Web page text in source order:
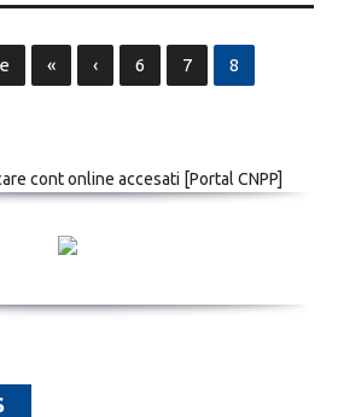
« ‹ 6 7 8
cont online accesati [Portal CNPP]